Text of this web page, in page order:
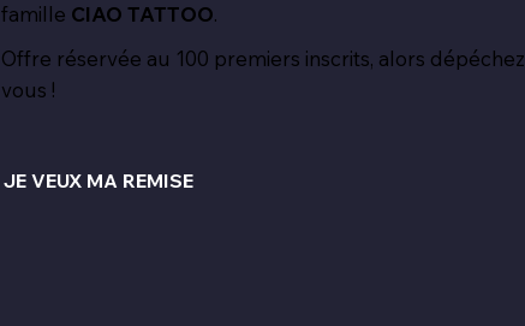
famille CIAO TATTOO.
Offre réservée au 100 premiers inscrits, alors dépéchez
vous !
JE VEUX MA REMISE